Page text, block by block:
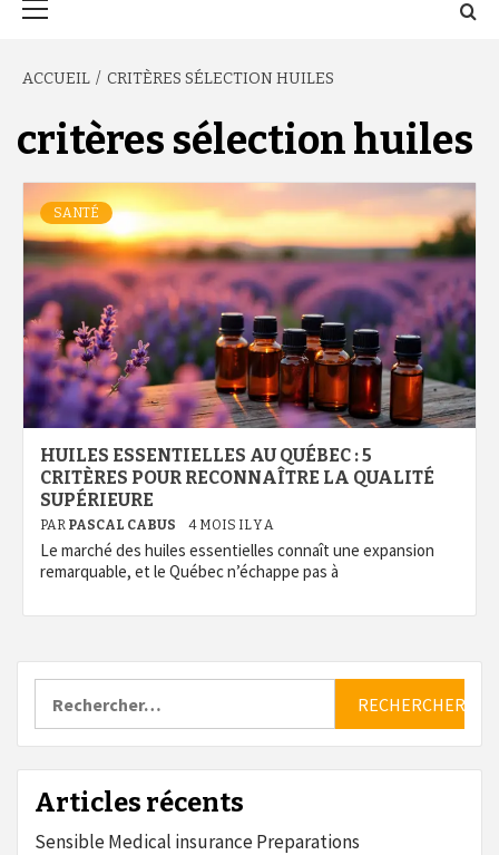
ACCUEIL CRITÈRES SÉLECTION HUILES
critères sélection huiles
SANTÉ
HUILES ESSENTIELLES AU QUÉBEC : 5
CRITÈRES POUR RECONNAÎTRE LA QUALITÉ
SUPÉRIEURE
PAR PASCAL CABUS 4 MOIS IL Y A
Le marché des huiles essentielles connaît une expansion
remarquable, et le Québec n’échappe pas à
Articles récents
Sensible Medical insurance Preparations